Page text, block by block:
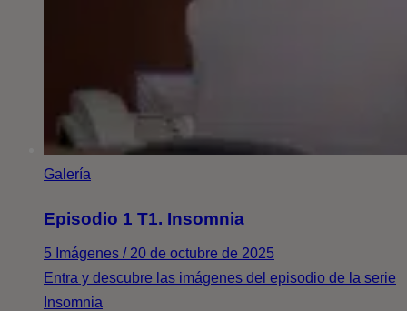
Galería
Episodio 1 T1. Insomnia
5 Imágenes / 20 de octubre de 2025
Entra y descubre las imágenes del episodio de la serie
Insomnia